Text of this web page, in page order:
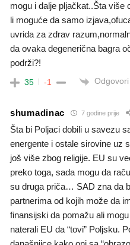
mogu i dalje pljačkat..Šta više
li moguće da samo
uvrida za zdrav
da ovaka degenerična bagra
podrži?!
35 -1 Odgovori
shumadinac 7 godine prije
Šta bi Poljaci dobili u savezu
energente i ostale sirovine uz
još više zbog religije. EU su
preko toga, sada mogu da
su druga priča… SAD zna da
partnerima od kojih može da
finansijski da pomažu ali
naterali EU da “tovi” Poljsku.